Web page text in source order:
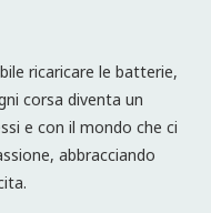
ricaricare le batterie,
corsa diventa un
e con il mondo che ci
abbracciando